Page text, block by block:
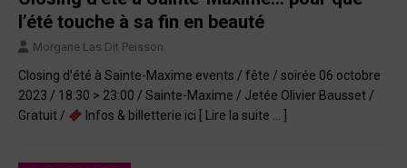
l’été touche à sa fin en beauté
Morgane Las Dit Peisson
Closing d’été à Sainte-Maxime events / fête / soirée 06 octobre
2023 / 18:30 > 23:00 / Sainte-Maxime / Jetée Olivier Bausset /
Gratuit /
Infos & billetterie ici [ Lire la suite … ]